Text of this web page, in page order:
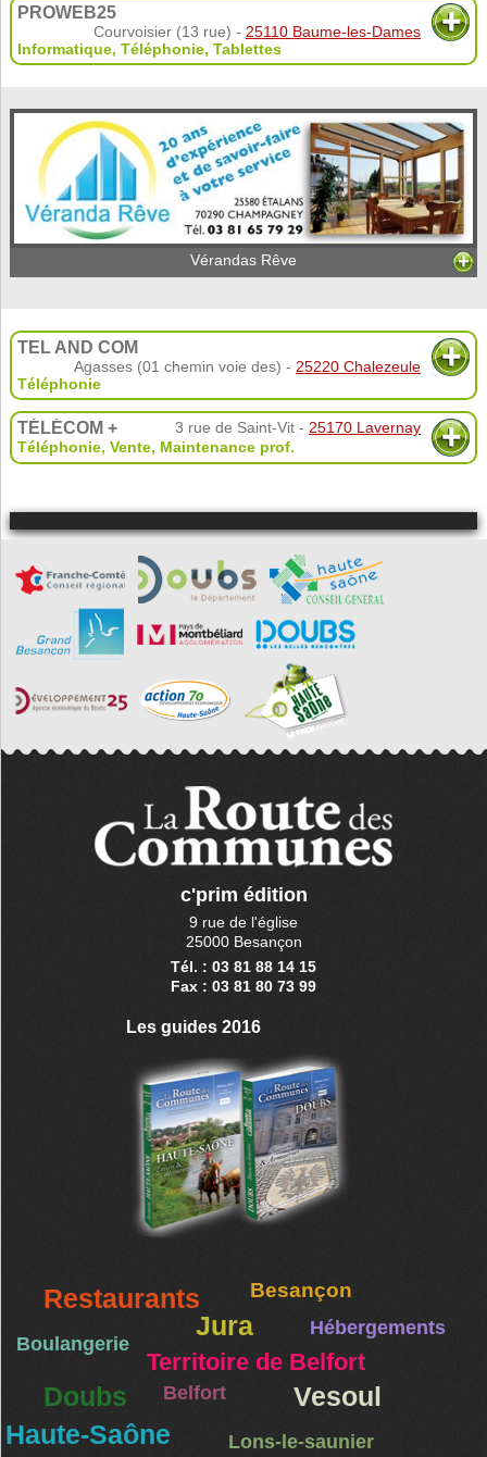
PROWEB25
Courvoisier (13 rue) - 25110 Baume-les-Dames
Informatique, Téléphonie, Tablettes
Vérandas Rêve
TEL AND COM
Agasses (01 chemin voie des) - 25220 Chalezeule
Téléphonie
TÉLÉCOM + 3 rue de Saint-Vit - 25170 Lavernay
Téléphonie, Vente, Maintenance prof.
c'prim édition
9 rue de l'église
25000 Besançon
Tél. : 03 81 88 14 15
Fax : 03 81 80 73 99
Les guides 2016
Restaurants Besançon
Jura Hébergements
Boulangerie
Territoire de Belfort
Doubs Belfort
Vesoul
Haute-Saône
Lons-le-saunier